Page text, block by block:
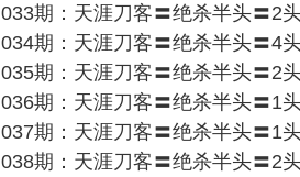
033期：天涯刀客〓绝杀半头〓2
034期：天涯刀客〓绝杀半头〓4
035期：天涯刀客〓绝杀半头〓2
036期：天涯刀客〓绝杀半头〓1
037期：天涯刀客〓绝杀半头〓1
038期：天涯刀客〓绝杀半头〓2